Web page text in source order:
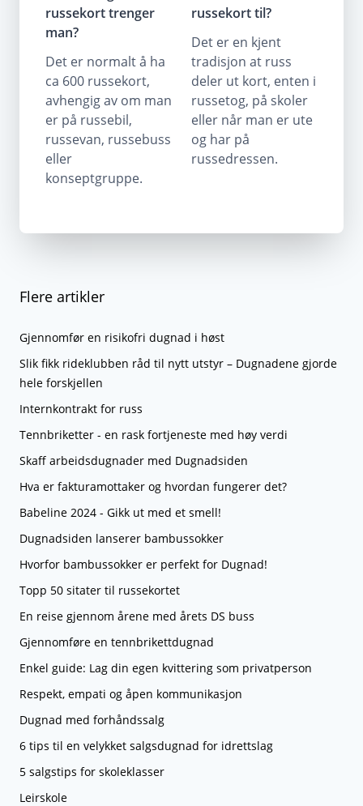
russekort trenger
man?
Det er normalt å ha
ca 600 russekort,
avhengig av om man
er på russebil,
russevan, russebuss
eller
konseptgruppe.
russekort til?
Det er en kjent
tradisjon at russ
deler ut kort, enten i
russetog, på skoler
eller når man er ute
og har på
russedressen.
Flere artikler
Gjennomfør en risikofri dugnad i høst
Slik fikk rideklubben råd til nytt utstyr – Dugnadene gjorde
hele forskjellen
Internkontrakt for russ
Tennbriketter - en rask fortjeneste med høy verdi
Skaff arbeidsdugnader med Dugnadsiden
Hva er fakturamottaker og hvordan fungerer det?
Babeline 2024 - Gikk ut med et smell!
Dugnadsiden lanserer bambussokker
Hvorfor bambussokker er perfekt for Dugnad!
Topp 50 sitater til russekortet
En reise gjennom årene med årets DS buss
Gjennomføre en tennbrikettdugnad
Enkel guide: Lag din egen kvittering som privatperson
Respekt, empati og åpen kommunikasjon
Dugnad med forhåndssalg
6 tips til en velykket salgsdugnad for idrettslag
5 salgstips for skoleklasser
Leirskole